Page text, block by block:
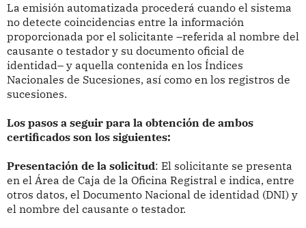
La emisión automatizada procederá cuando el sistema
no detecte coincidencias entre la información
proporcionada por el solicitante –referida al nombre del
causante o testador y su documento oficial de
identidad– y aquella contenida en los Índices
Nacionales de Sucesiones, así como en los registros de
sucesiones.
Los pasos a seguir para la obtención de ambos
certificados son los siguientes:
Presentación de la solicitud: El solicitante se presenta
en el Área de Caja de la Oficina Registral e indica, entre
otros datos, el Documento Nacional de identidad (DNI) y
el nombre del causante o testador.